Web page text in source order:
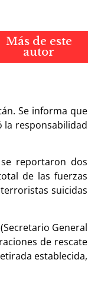
Más de este
autor
Se informa que
la responsabilidad
reportaron dos
de las fuerzas
suicidas
General
de rescate
establecida,